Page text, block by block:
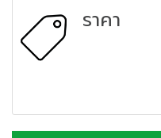
ราคา